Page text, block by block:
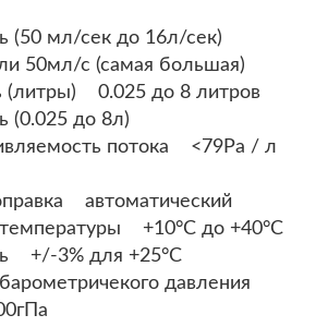
(50 мл/сек до 16л/сек)
50мл/с (самая большая)
(литры) 0.025 до 8 литров
(0.025 до 8л)
потока <79Pa / л
автоматический
+10°C до +40°C
+/-3% для +25°C
давления